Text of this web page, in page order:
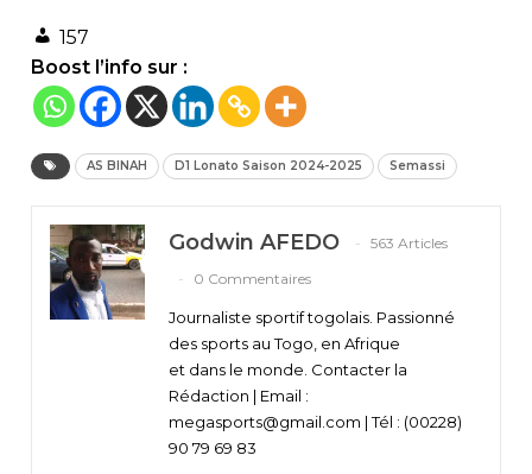
157
Boost l’info sur :
AS BINAH D1 Lonato Saison 2024-2025 Semassi
Godwin AFEDO
563 Articles
0 Commentaires
Journaliste sportif togolais. Passionné
des sports au Togo, en Afrique
et dans le monde. Contacter la
Rédaction | Email :
megasports@gmail.com | Tél : (00228)
90 79 69 83